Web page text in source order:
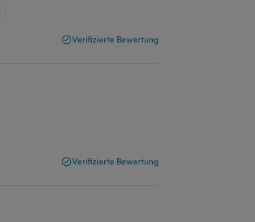
Verifizierte Bewertung
Verifizierte Bewertung